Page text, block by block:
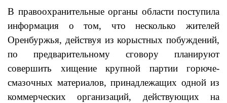
В правоохранительные органы области поступила
информация о том, что несколько жителей
Оренбуржья, действуя из корыстных побуждений,
по предварительному сговору планируют
совершить хищение крупной партии горюче-
смазочных материалов, принадлежащих одной из
коммерческих организаций, действующих на